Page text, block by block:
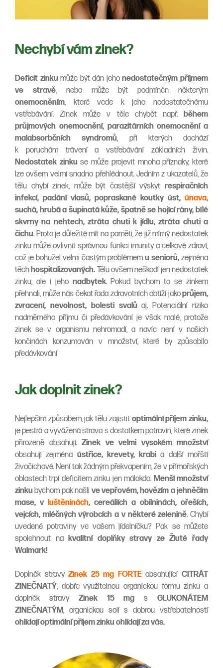
Nechybí vám zinek?
Deficit zinku může být dán jehonedostatečným příjmem
ve stravě, nebo může být podmíněn některým
onemocněním, které vede k jeho nedostatečnému
vstřebávání. Zinek může v těle chybět např.během
průjmových onemocnění, parazitárních onemocnění a
malabsorbčních syndromů, při kterých dochází
k poruchám trávení a vstřebávání základních živin.
Nedostatek zinku se může projevit mnoha příznaky, které
lze ovšem velmi snadno přehlédnout. Jedním z ukazatelů, že
tělu chybí zinek, může být častější výskyt respiračních
infekcí, padání vlasů, popraskané koutky úst, únava,
suchá, hrubá a šupinatá kůže, špatně se hojící rány, bílé
skvrny na nehtech, ztráta chuti k jídlu, ztráta chuti a
čichu. Proto je důležité mít na paměti, že již mírný nedostatek
zinku může ovlivnit správnou funkci imunity a celkové zdraví,
což je bohužel velmi častým problémem u seniorů, zejména
těchhospitalizovaných. Tělu ovšem neškodí jen nedostatek
zinku, ale i jeho nadbytek. Pokud bychom to se zinkem
přehnali, může nás čekat řada zdravotních obtíží jakoprůjem,
zvracení, nevolnost, bolesti svalůaj. Potenciální riziko
nadměrného příjmu či předávkování je však malé, protože
zinek se v organismu nehromadí, a navíc není v našich
končinách konzumován v množství, které by způsobilo
předávkování
Jak doplnit zinek?
Nejlepším způsobem, jak tělu zajistit optimální příjem zinku,
je pestrá a vyvážená strava s dostatkem potravin, které zinek
přirozeně obsahují. Zinek ve velmi vysokém množství
obsahují zejména ústřice, krevety, krabia další mořští
živočichové. Není tak žádným překvapením, že v přímořských
oblastech trpí deficitem zinku jen málokdo. Menší množství
zinku bychom pak našli ve vepřovém, hovězím a jehněčím
mase, v luštěninách, cereáliích a obilninách, ořeších,
vejcích, mléčných výrobcích a v některé zelenině. Chybí
uvedené potraviny ve vašem jídelníčku? Pak se můžete
spolehnout nakvalitní doplňky stravy ze Žluté řady
Walmark!
Doplněk stravyZinek 25 mg FORTEobsahujícíCITRÁT
ZINEČNATÝ, dobře využitelnou organickou formu zinku a
doplněk stravyZinek 15 mg sGLUKONÁTEM
ZINEČNATÝM, organickou solí s dobrou vstřebatelností
ohlídají optimální příjem zinku ohlídají za vás.